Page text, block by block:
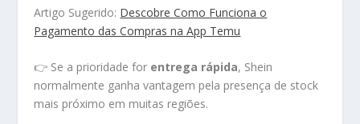
Artigo Sugerido: Descobre Como Funciona o
Pagamento das Compras na App Temu
👉 Se a prioridade for entrega rápida, Shein
normalmente ganha vantagem pela presença de stock
mais próximo em muitas regiões.